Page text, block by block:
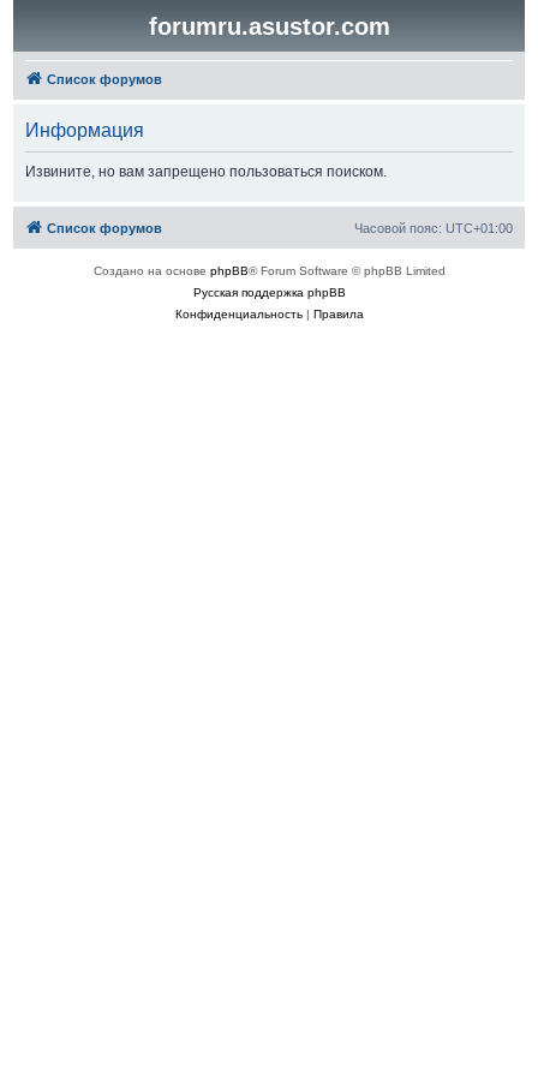
forumru.asustor.com
Список форумов
Информация
Извините, но вам запрещено пользоваться поиском.
Список форумов Часовой пояс: UTC+01:00
Создано на основе phpBB® Forum Software © phpBB Limited
Русская поддержка phpBB
Конфиденциальность| Правила